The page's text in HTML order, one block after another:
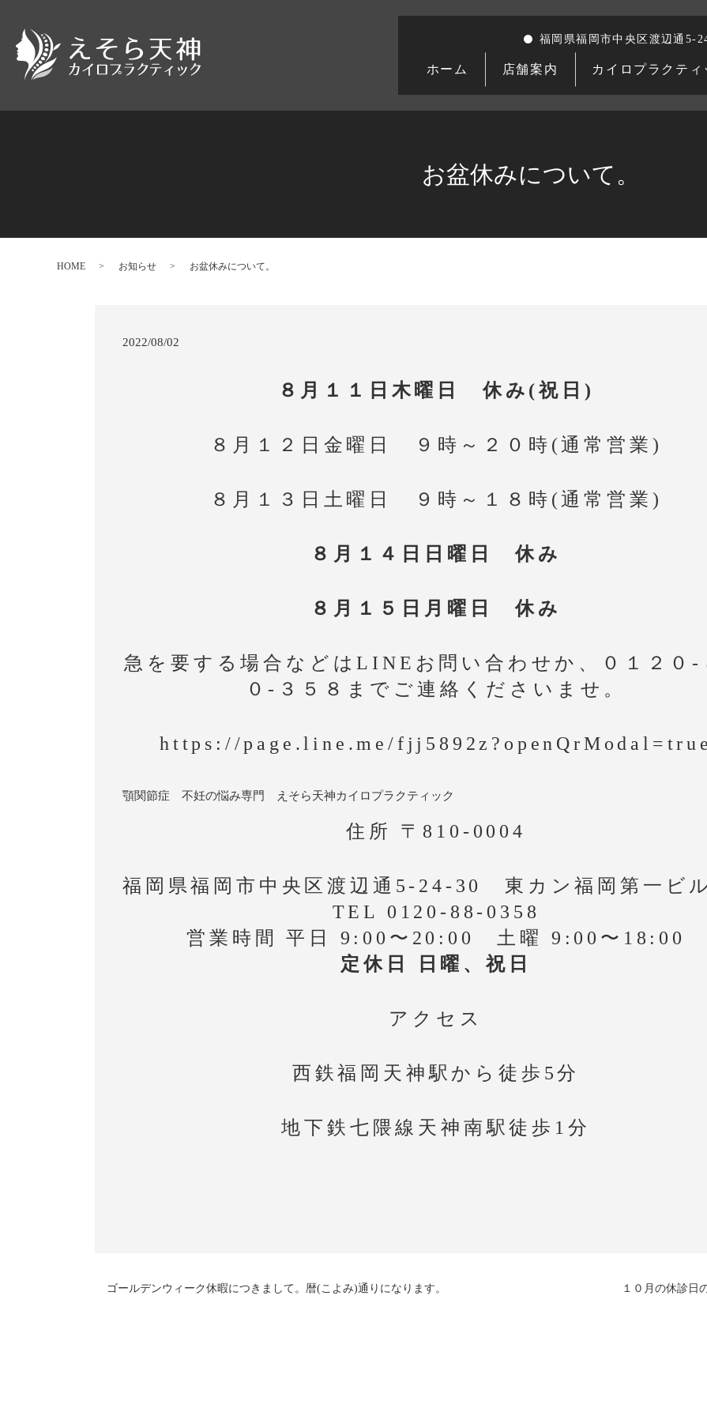
ホーム 店舗案内 カイロプラクティ
福岡県福岡市中央区渡辺通5-
お盆休みについて。
HOME お知らせ お盆休みについて。
2022/08/02
８月１１日木曜日 休み(祝日)
８月１２日金曜日 ９時～２０時(通常営業)
８月１３日土曜日 ９時～１８時(通常営業)
８月１４日日曜日 休み
８月１５日月曜日 休み
急を要する場合などはLINEお問い合わせか、０１２０-
０-３５８までご連絡くださいませ。
https://page.line.me/fjj5892z?openQrModal=true
顎関節症 不妊の悩み専門 えそら天神カイロプラクティック
住所 〒810-0004
福岡県福岡市中央区渡辺通5-24-30 東カン福岡第一ビ
TEL 0120-88-0358
営業時間 平日 9:00〜20:00 土曜 9:00〜18:00
定休日 日曜、祝日
アクセス
西鉄福岡天神駅から徒歩5分
地下鉄七隈線天神南駅徒歩1分
ゴールデンウィーク休暇につきまして。暦(こよみ)通りになります。 １０月の休診日